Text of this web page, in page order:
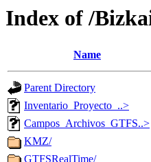
Index of /
Name
Parent Directory
Inventario_Proyecto_..>
Campos_Archivos_GTFS..>
KMZ/
GTFSRealTime/